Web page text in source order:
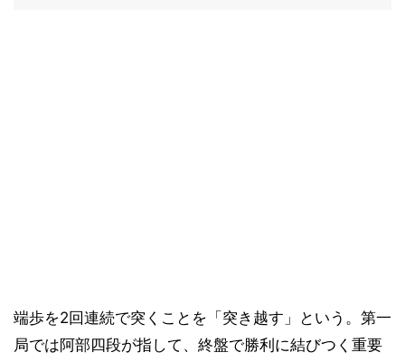
端歩を2回連続で突くことを「突き越す」という。第一
局では阿部四段が指して、終盤で勝利に結びつく重要